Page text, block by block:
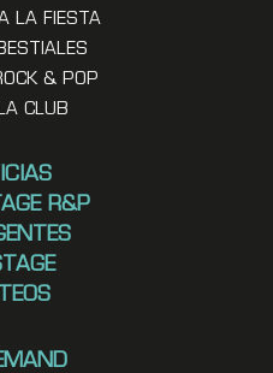
LA FIESTA
& POP
CLUB
R&P